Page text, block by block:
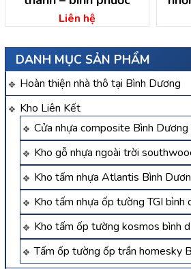
DANH MỤC SẢN PHẨM
Hoàn thiện nhà thô tại Bình Dương
Kho Liên Kết
Cửa nhựa composite Bình Dương
Kho gỗ nhựa ngoài trời
Kho tấm nhựa Atlantis Bình
Kho tấm nhựa ốp tường TGI bình
Kho tấm ốp tường kosmos bình
Tấm ốp tường ốp trần homesky
Liên hệ